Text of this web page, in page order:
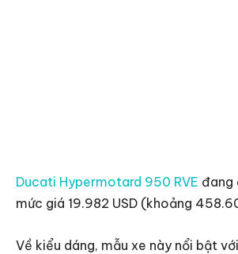
Ducati Hypermotard 950 RVE đang
mức giá 19.982 USD (khoảng
Về kiểu dáng, mẫu xe này nổi bật